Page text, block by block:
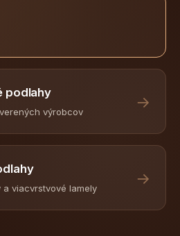
podlahy
výrobcov
→
a viacvrstvové lamely
→